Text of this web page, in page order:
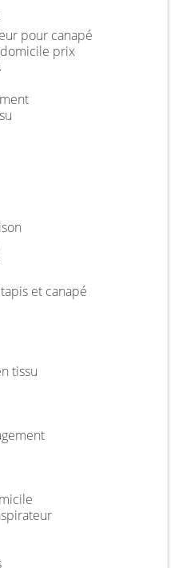
pour canapé
prix
et canapé
tissu